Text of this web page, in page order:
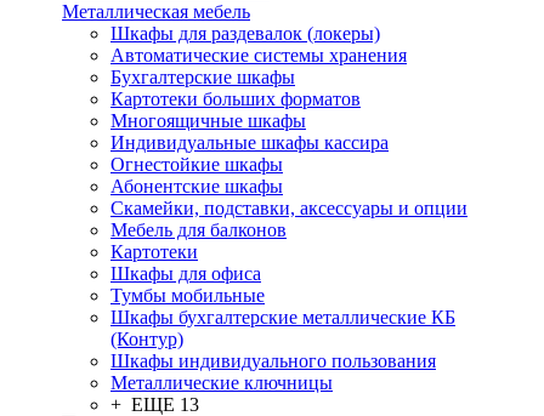
Металлическая мебель
Шкафы для раздевалок (локеры)
Автоматические системы хранения
Бухгалтерские шкафы
Картотеки больших форматов
Многоящичные шкафы
Индивидуальные шкафы кассира
Огнестойкие шкафы
Абонентские шкафы
Скамейки, подставки, аксессуары и опции
Мебель для балконов
Картотеки
Шкафы для офиса
Тумбы мобильные
Шкафы бухгалтерские металлические КБ
(Контур)
Шкафы индивидуального пользования
Металлические ключницы
+ ЕЩЕ 13